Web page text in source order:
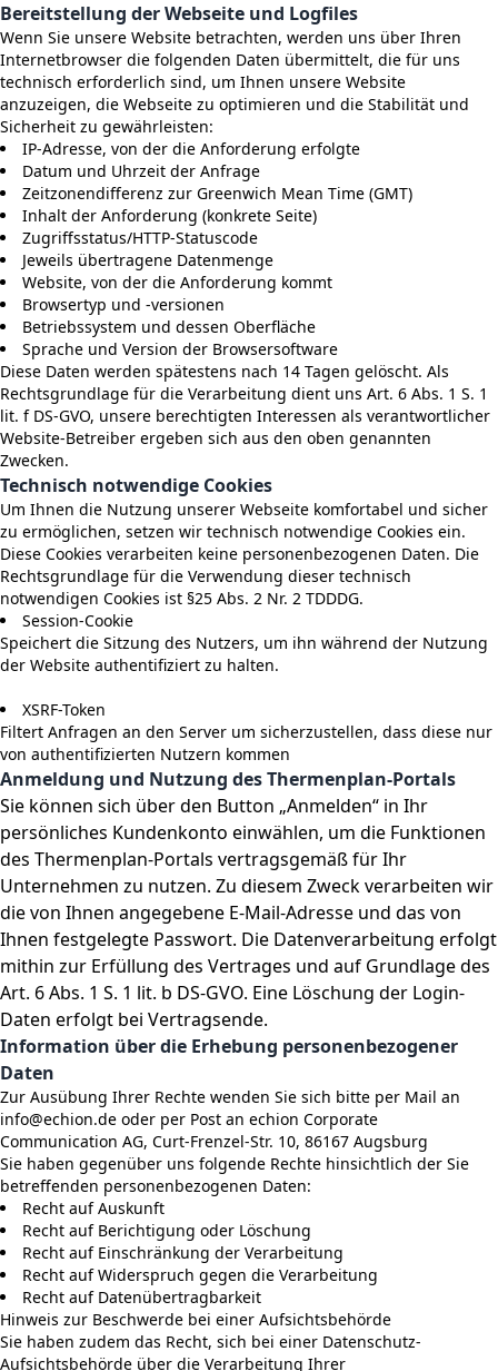
Bereitstellung der Webseite und Logfiles
Wenn Sie unsere Website betrachten, werden uns über Ihren
Internetbrowser die folgenden Daten übermittelt, die für uns
technisch erforderlich sind, um Ihnen unsere Website
anzuzeigen, die Webseite zu optimieren und die Stabilität und
Sicherheit zu gewährleisten:
IP-Adresse, von der die Anforderung erfolgte
Datum und Uhrzeit der Anfrage
Zeitzonendifferenz zur Greenwich Mean Time (GMT)
Inhalt der Anforderung (konkrete Seite)
Zugriffsstatus/HTTP-Statuscode
Jeweils übertragene Datenmenge
Website, von der die Anforderung kommt
Browsertyp und -versionen
Betriebssystem und dessen Oberfläche
Sprache und Version der Browsersoftware
Diese Daten werden spätestens nach 14 Tagen gelöscht. Als
Rechtsgrundlage für die Verarbeitung dient uns Art. 6 Abs. 1 S. 1
lit. f DS-GVO, unsere berechtigten Interessen als verantwortlicher
Website-Betreiber ergeben sich aus den oben genannten
Zwecken.
Technisch notwendige Cookies
Um Ihnen die Nutzung unserer Webseite komfortabel und sicher
zu ermöglichen, setzen wir technisch notwendige Cookies ein.
Diese Cookies verarbeiten keine personenbezogenen Daten. Die
Rechtsgrundlage für die Verwendung dieser technisch
notwendigen Cookies ist §25 Abs. 2 Nr. 2 TDDDG.
Session-Cookie
Speichert die Sitzung des Nutzers, um ihn während der Nutzung
der Website authentifiziert zu halten.
XSRF-Token
Filtert Anfragen an den Server um sicherzustellen, dass diese nur
von authentifizierten Nutzern kommen
Anmeldung und Nutzung des Thermenplan-Portals
Sie können sich über den Button „Anmelden“ in Ihr
persönliches Kundenkonto einwählen, um die Funktionen
des Thermenplan-Portals vertragsgemäß für Ihr
Unternehmen zu nutzen. Zu diesem Zweck verarbeiten wir
die von Ihnen angegebene E-Mail-Adresse und das von
Ihnen festgelegte Passwort. Die Datenverarbeitung erfolgt
mithin zur Erfüllung des Vertrages und auf Grundlage des
Art. 6 Abs. 1 S. 1 lit. b DS-GVO. Eine Löschung der Login-
Daten erfolgt bei Vertragsende.
Information über die Erhebung personenbezogener
Daten
Zur Ausübung Ihrer Rechte wenden Sie sich bitte per Mail an
info@echion.de oder per Post an echion Corporate
Communication AG, Curt-Frenzel-Str. 10, 86167 Augsburg
Sie haben gegenüber uns folgende Rechte hinsichtlich der Sie
betreffenden personenbezogenen Daten:
Recht auf Auskunft
Recht auf Berichtigung oder Löschung
Recht auf Einschränkung der Verarbeitung
Recht auf Widerspruch gegen die Verarbeitung
Recht auf Datenübertragbarkeit
Hinweis zur Beschwerde bei einer Aufsichtsbehörde
Sie haben zudem das Recht, sich bei einer Datenschutz-
Aufsichtsbehörde über die Verarbeitung Ihrer